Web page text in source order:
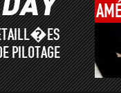
PILOTAGE